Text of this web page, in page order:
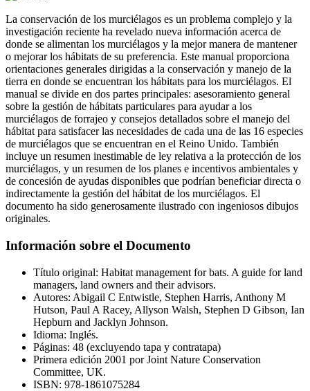
La conservación de los murciélagos es un problema complejo y la
investigación reciente ha revelado nueva información acerca de
donde se alimentan los murciélagos y la mejor manera de mantener
o mejorar los hábitats de su preferencia. Este manual proporciona
orientaciones generales dirigidas a la conservación y manejo de la
tierra en donde se encuentran los hábitats para los murciélagos. El
manual se divide en dos partes principales: asesoramiento general
sobre la gestión de hábitats particulares para ayudar a los
murciélagos de forrajeo y consejos detallados sobre el manejo del
hábitat para satisfacer las necesidades de cada una de las 16 especies
de murciélagos que se encuentran en el Reino Unido. También
incluye un resumen inestimable de ley relativa a la protección de los
murciélagos, y un resumen de los planes e incentivos ambientales y
de concesión de ayudas disponibles que podrían beneficiar directa o
indirectamente la gestión del hábitat de los murciélagos. El
documento ha sido generosamente ilustrado con ingeniosos dibujos
originales.
Información sobre el Documento
Título original: Habitat management for bats. A guide for land
managers, land owners and their advisors.
Autores: Abigail C Entwistle, Stephen Harris, Anthony M
Hutson, Paul A Racey, Allyson Walsh, Stephen D Gibson, Ian
Hepburn and Jacklyn Johnson.
Idioma: Inglés.
Páginas: 48 (excluyendo tapa y contratapa)
Primera edición 2001 por Joint Nature Conservation
Committee, UK.
ISBN: 978-1861075284